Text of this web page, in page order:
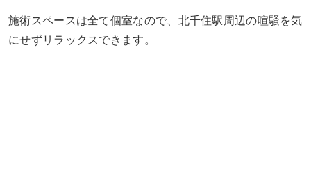
施術スペースは全て個室なので、北千住駅周辺の喧騒を気
にせずリラックスできます。